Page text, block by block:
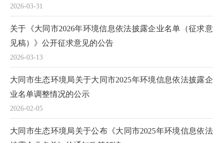
2026-03-31
2026-03-13
关于《大同市2026年环境信息依法披露企业名单（征求意
见稿）》公开征求意见的公告
2026-02-05
大同市生态环境局关于大同市2025年环境信息依法披露企
业名单调整情况的公示
大同市生态环境局关于公布《大同市2025年环境信息依法